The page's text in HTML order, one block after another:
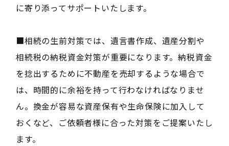
に寄り添ってサポートいたします。
■相続の生前対策では、遺言書作成、遺産分割や
相続税の納税資金対策が重要になります。納税資金
を捻出するために不動産を売却するような場合で
は、時間的に余裕を持って行わなければなりませ
ん。換金が容易な資産保有や生命保険に加入して
おくなど、ご依頼者様に合った対策をご提案いたし
ます。